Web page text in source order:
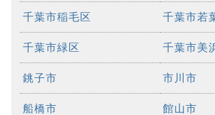
千葉市稲毛区 千葉市若
千葉市緑区 千葉市美
銚子市 市川市
船橋市 館山市